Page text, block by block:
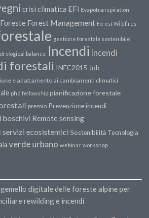
crisi climatica EFI Evapotranspiration
Foreste Forest Management Forest Wildfires
gestione forestale sostenibile
balance Incendi incendi
forestali INFC2015 Job
e adattamento ai cambiamenti climatici
phd fellowship pianificazione forestale
premio Prevenzione incendi
boschivi Remote sensing
servizi ecosistemici Sostenibilità Tecnologia
verde urbano webinar workshop
gemello digitale delle foreste alpine per
rewilding e incendi